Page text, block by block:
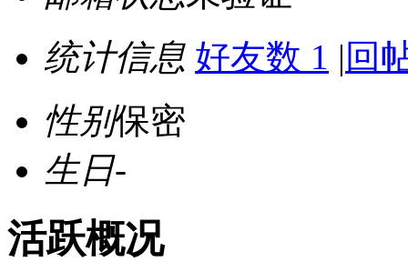
统计信息 好友数 1 | 回
性别保密
生日-
活跃概况